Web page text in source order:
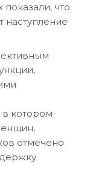
что
наступление
в котором
отмечено